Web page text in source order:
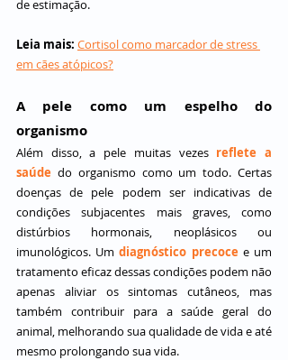
de estimação.
Leia mais: Cortisol como marcador de stress
em cães atópicos?
A pele como um espelho do
organismo
Além disso, a pele muitas vezes reflete a
saúde do organismo como um todo. Certas
doenças de pele podem ser indicativas de
condições subjacentes mais graves, como
distúrbios hormonais, neoplásicos ou
imunológicos. Um diagnóstico precoce e um
tratamento eficaz dessas condições podem não
apenas aliviar os sintomas cutâneos, mas
também contribuir para a saúde geral do
animal, melhorando sua qualidade de vida e até
mesmo prolongando sua vida.